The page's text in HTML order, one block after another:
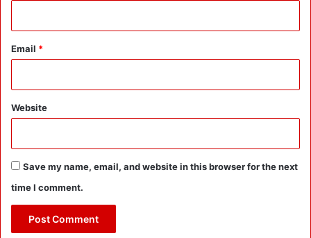
Email *
Website
Save my name, email, and website in this browser for the next
time I comment.